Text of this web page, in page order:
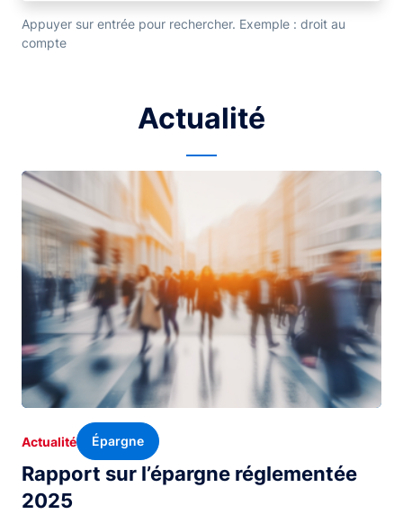
Appuyer sur entrée pour rechercher. Exemple : droit au
compte
Actualité
Image
Rapport sur l’épargne réglementée
2025
Actualité Épargne